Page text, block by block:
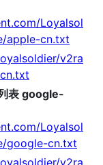
Loyalsol
apple-cn.txt
v2ra
表 google-
Loyalsol
google-cn.txt
v2ra